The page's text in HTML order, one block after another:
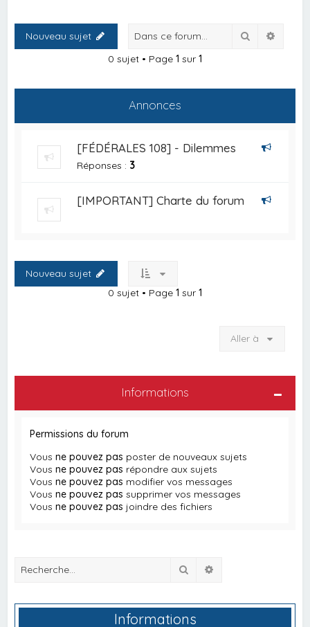
Nouveau sujet Rechercher
0 sujet • Page 1 sur 1
Annonces
[FÉDÉRALES 108] - Dilemmes
Réponses : 3
[IMPORTANT] Charte du forum
Nouveau sujet
0 sujet • Page 1 sur 1
Aller à
Informations
Permissions du forum
Vousne pouvez pas poster de nouveaux sujets
Vousne pouvez pas répondre aux sujets
Vousne pouvez pas modifier vos messages
Vousne pouvez pas supprimer vos messages
Vousne pouvez pas joindre des fichiers
Rechercher
Informations